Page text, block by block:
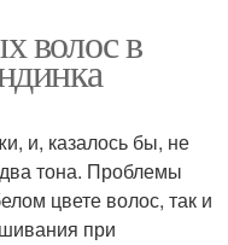
волос в
и, казалось бы, не
тона. Проблемы
цвете волос, так и
при